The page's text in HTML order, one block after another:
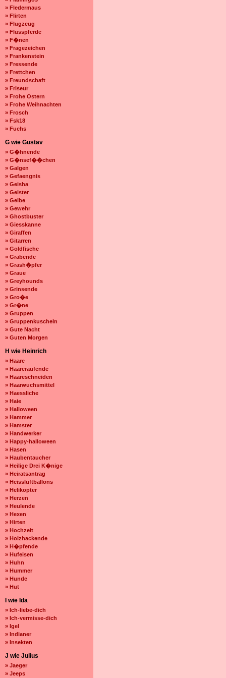
» Fledermaus
» Flirten
» Flugzeug
» Flusspferde
» F�nen
» Fragezeichen
» Frankenstein
» Fressende
» Frettchen
» Freundschaft
» Friseur
» Frohe Ostern
» Frohe Weihnachten
» Frosch
» Fsk18
» Fuchs
G wie Gustav
» G�hnende
» G�nsef��chen
» Galgen
» Gefaengnis
» Geisha
» Geister
» Gelbe
» Gewehr
» Ghostbuster
» Giesskanne
» Giraffen
» Gitarren
» Goldfische
» Grabende
» Grash�pfer
» Graue
» Greyhounds
» Grinsende
» Gro�e
» Gr�ne
» Gruppen
» Gruppenkuscheln
» Gute Nacht
» Guten Morgen
H wie Heinrich
» Haare
» Haareraufende
» Haareschneiden
» Haarwuchsmittel
» Haessliche
» Haie
» Halloween
» Hammer
» Hamster
» Handwerker
» Happy-halloween
» Hasen
» Haubentaucher
» Heilige Drei K�nige
» Heiratsantrag
» Heissluftballons
» Helikopter
» Herzen
» Heulende
» Hexen
» Hirten
» Hochzeit
» Holzhackende
» H�pfende
» Hufeisen
» Huhn
» Hummer
» Hunde
» Hut
I wie Ida
» Ich-liebe-dich
» Ich-vermisse-dich
» Igel
» Indianer
» Insekten
J wie Julius
» Jaeger
» Jeeps